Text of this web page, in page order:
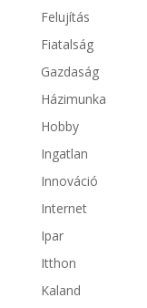
Felujítás
Fiatalság
Gazdaság
Házimunka
Hobby
Ingatlan
Innováció
Internet
Ipar
Itthon
Kaland